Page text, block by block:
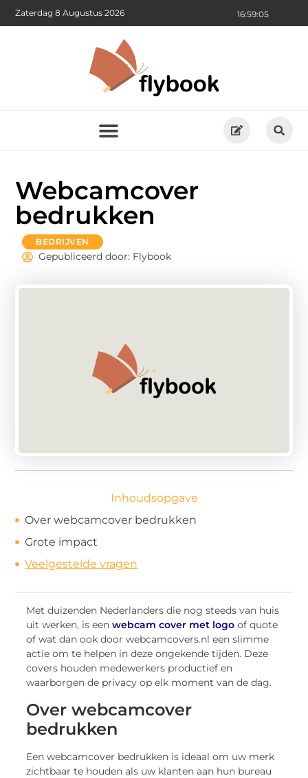
16:59:07
Zaterdag 8 Augustus 2026
Webcamcover
bedrukken
BEDRIJVEN
Gepubliceerd door: Flybook
Inhoudsopgave
Over webcamcover bedrukken
Grote impact
Veelgestelde vragen
Met duizenden Nederlanders die nog steeds van huis
uit werken, is eenwebcam cover met logo of quote
of wat dan ook door webcamcovers.nl een slimme
actie om te helpen in deze ongekende tijden. Deze
covers houden medewerkers productief en
waarborgen de privacy op elk moment van de dag.
Over webcamcover
bedrukken
Een webcamcover bedrukken is ideaal om uw merk
zichtbaar te houden als uw klanten aan hun bureau